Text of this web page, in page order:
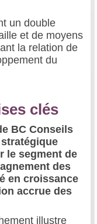
un double
et de moyens
la relation de
du
clés
BC Conseils
le segment de
des
en croissance
accrue des
illustre